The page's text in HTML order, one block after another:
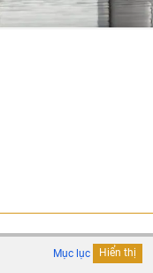
Mục lục Hiển thị